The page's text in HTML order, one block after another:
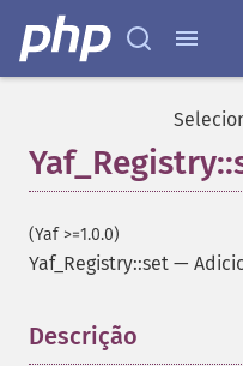
(Yaf >=1.0.0)
Yaf_Registry::set —
Descrição